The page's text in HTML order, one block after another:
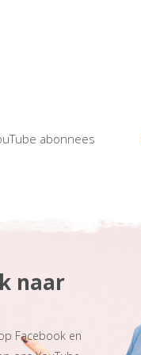
abonnees
naar
Facebook en